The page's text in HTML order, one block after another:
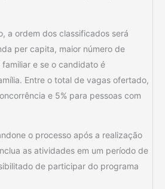
a ordem dos classificados será
per capita, maior número de
e se o candidato é
Entre o total de vagas ofertado,
e 5% para pessoas com
o processo após a realização
as atividades em um período de
de participar do programa